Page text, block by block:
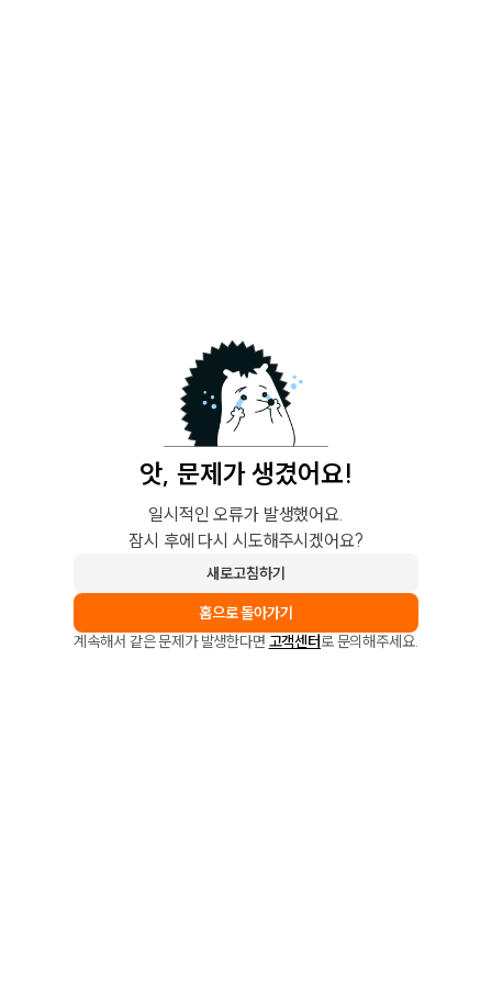
앗, 문제가 생겼어요!
일시적인 오류가 발생했어요.
잠시 후에 다시 시도해주시겠어요?
새로고침하기
홈으로 돌아가기
계속해서 같은 문제가 발생한다면 고객센터로 문의해주세요.